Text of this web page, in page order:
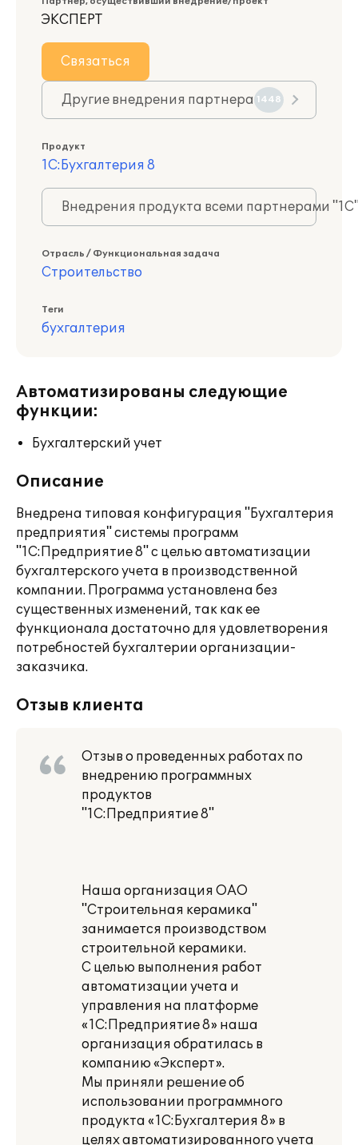
ЭКСПЕРТ
Связаться
Другие внедрения партнера 1448
Продукт
1С:Бухгалтерия 8
Внедрения продукта всеми партнерами
Отрасль / Функциональная задача
Строительство
Теги
бухгалтерия
Автоматизированы следующие
функции:
Бухгалтерский учет
Описание
Внедрена типовая конфигурация "Бухгалтерия
предприятия" системы программ
"1С:Предприятие 8" с целью автоматизации
бухгалтерского учета в производственной
компании. Программа установлена без
существенных изменений, так как ее
функционала достаточно для удовлетворения
потребностей бухгалтерии организации-
заказчика.
Отзыв клиента
Отзыв о проведенных работах по
внедрению программных
продуктов
"1С:Предприятие 8"
Наша организация ОАО
"Строительная керамика"
занимается производством
строительной керамики.
С целью выполнения работ
автоматизации учета и
управления на платформе
«1С:Предприятие 8» наша
организация обратилась в
компанию «Эксперт».
Мы приняли решение об
использовании программного
продукта «1С:Бухгалтерия 8» в
целях автоматизированного учета